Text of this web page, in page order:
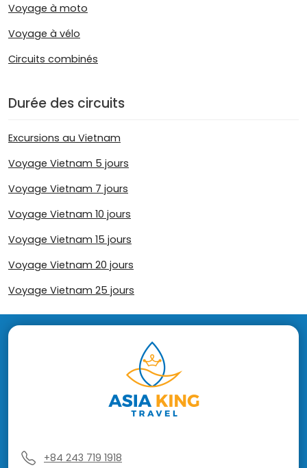
Voyage à moto
Voyage à vélo
Circuits combinés
Durée des circuits
Excursions au Vietnam
Voyage Vietnam 5 jours
Voyage Vietnam 7 jours
Voyage Vietnam 10 jours
Voyage Vietnam 15 jours
Voyage Vietnam 20 jours
Voyage Vietnam 25 jours
+84 243 719 1918